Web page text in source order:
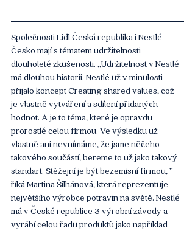
Společnosti Lidl Česká republika i Nestlé
Česko mají s tématem udržitelnosti
dlouholeté zkušenosti. ‚‚Udržitelnost v Nestlé
má dlouhou historii. Nestlé už v minulosti
přijalo koncept Creating shared values, což
je vlastně vytváření a sdílení přidaných
hodnot. A je to téma, které je opravdu
prorostlé celou firmou. Ve výsledku už
vlastně ani nevnímáme, že jsme něčeho
takového součástí, bereme to už jako takový
standart. Stěžejní je být bezemisní firmou, ’’
říká Martina Šilhánová, která reprezentuje
největšího výrobce potravin na světě. Nestlé
má v České republice 3 výrobní závody a
vyrábí celou řadu produktů jako například